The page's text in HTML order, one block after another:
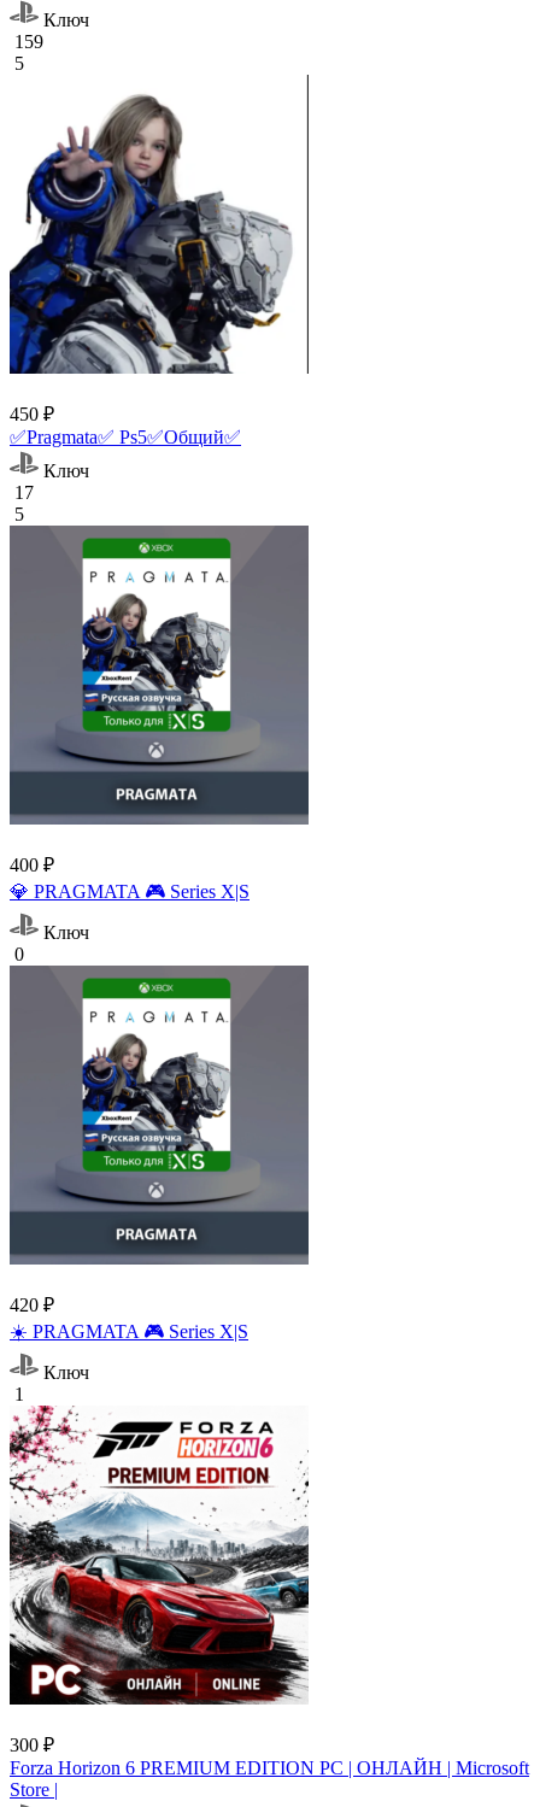
Ключ
159
5
450 ₽
✅Pragmata✅ Ps5✅Общий✅
Ключ
17
5
400 ₽
💎 PRAGMATA 🎮 Series X|S
Ключ
0
420 ₽
☀️ PRAGMATA 🎮 Series X|S
Ключ
1
300 ₽
Forza Horizon 6 PREMIUM EDITION PC | ОНЛАЙН | Microsoft
Store |